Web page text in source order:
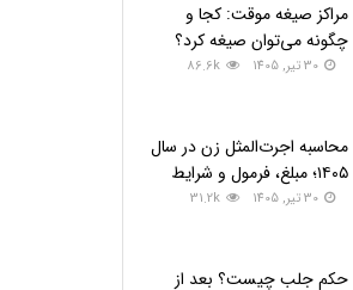
مراکز صیغه موقت: کجا و
چگونه می‌توان صیغه کرد؟
محاسبه اجرت‌المثل زن در سال
۱۴۰۵؛ مبلغ، فرمول و شرایط
حکم جلب چیست؟ بعد از